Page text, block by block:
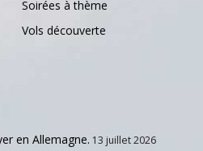
Soirées à thème
Vols découverte
en Allemagne. 13 juillet 2026